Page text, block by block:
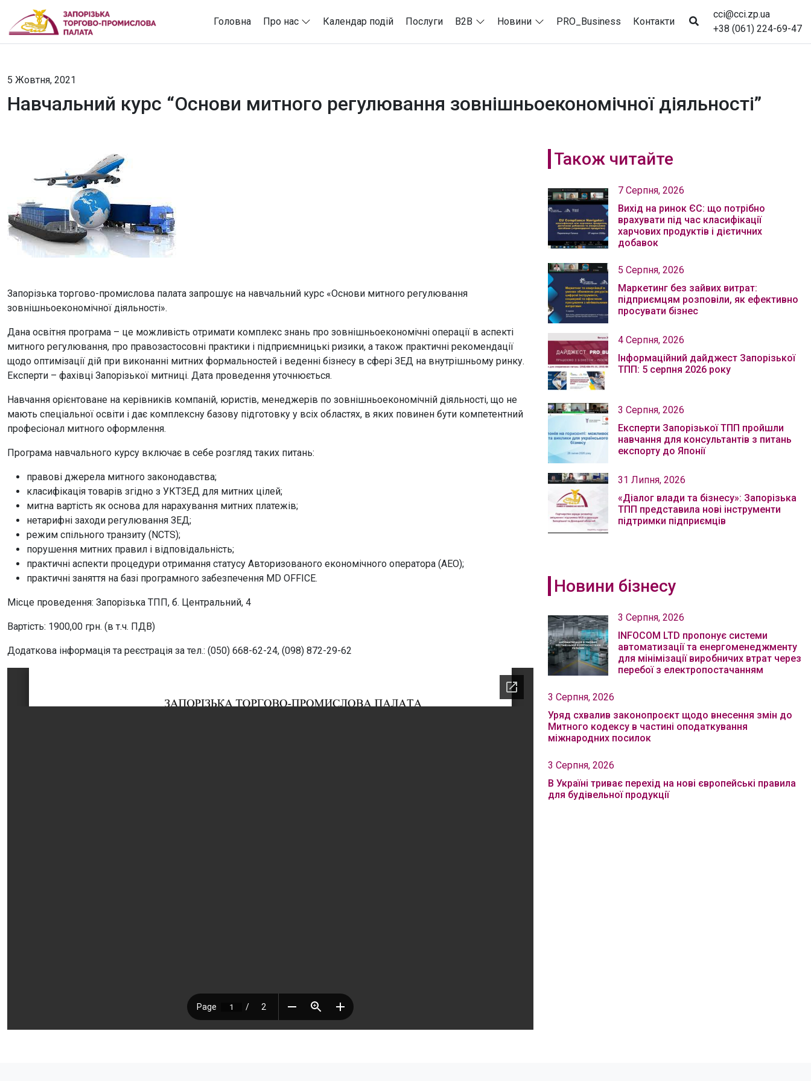
Головна Про нас Календар подій Послуги B2B Новини PRO_Business Контакти
cci@cci.zp.ua
+38 (061) 224-69-47
5 Жовтня, 2021
Навчальний курс “Основи митного регулювання зовнішньоекономічної діяльності”
Запорізька торгово-промислова палата запрошує на навчальний курс «Основи митного регулювання
зовнішньоекономічної діяльності».
Дана освітня програма – це можливість отримати комплекс знань про зовнішньоекономічні операції в аспекті
митного регулювання, про правозастосовні практики і підприємницькі ризики, а також практичні рекомендації
щодо оптимізації дій при виконанні митних формальностей і веденні бізнесу в сфері ЗЕД на внутрішньому ринку.
Експерти – фахівці Запорізької митниці. Дата проведення уточнюється.
Навчання орієнтоване на керівників компаній, юристів, менеджерів по зовнішньоекономічній діяльності, що не
мають спеціальної освіти і дає комплексну базову підготовку у всіх областях, в яких повинен бути компетентний
професіонал митного оформлення.
Програма навчального курсу включає в себе розгляд таких питань:
правові джерела митного законодавства;
класифікація товарів згідно з УКТЗЕД для митних цілей;
митна вартість як основа для нарахування митних платежів;
нетарифні заходи регулювання ЗЕД;
режим спільного транзиту (NCTS);
порушення митних правил і відповідальність;
практичні аспекти процедури отримання статусу Авторизованого економічного оператора (АЕО);
практичні заняття на базі програмного забезпечення MD OFFICE.
Місце проведення: Запорізька ТПП, б. Центральний, 4
Вартість: 1900,00 грн. (в т.ч. ПДВ)
Додаткова інформація та реєстрація за тел.: (050) 668-62-24, (098) 872-29-62
Також читайте
7 Серпня, 2026
Вихід на ринок ЄС: що потрібно
врахувати під час класифікації
харчових продуктів і дієтичних
добавок
5 Серпня, 2026
Маркетинг без зайвих витрат:
підприємцям розповіли, як ефективно
просувати бізнес
4 Серпня, 2026
Інформаційний дайджест Запорізької
ТПП: 5 серпня 2026 року
3 Серпня, 2026
Експерти Запорізької ТПП пройшли
навчання для консультантів з питань
експорту до Японії
31 Липня, 2026
«Діалог влади та бізнесу»: Запорізька
ТПП представила нові інструменти
підтримки підприємців
Новини бізнесу
3 Серпня, 2026
INFOCOM LTD пропонує системи
автоматизації та енергоменеджменту
для мінімізації виробничих втрат через
перебої з електропостачанням
3 Серпня, 2026
Уряд схвалив законопроєкт щодо внесення змін до
Митного кодексу в частині оподаткування
міжнародних посилок
3 Серпня, 2026
В Україні триває перехід на нові європейські правила
для будівельної продукції